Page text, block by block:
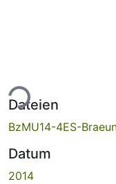
Dateien
BzMU14-4ES-
Datum
2014